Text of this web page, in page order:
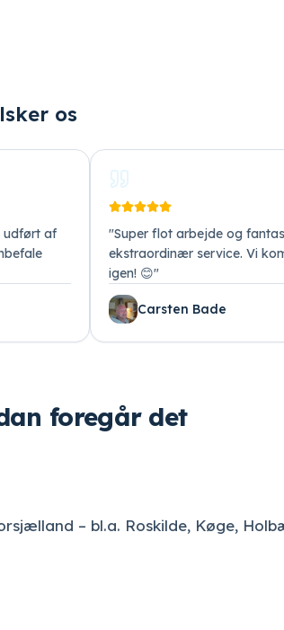
os
udført af
"Super flot arbejde og
ekstraordinær service. Vi
igen! 😊"
Carsten Bade
foregår det
– bl.a. Roskilde, Køge,